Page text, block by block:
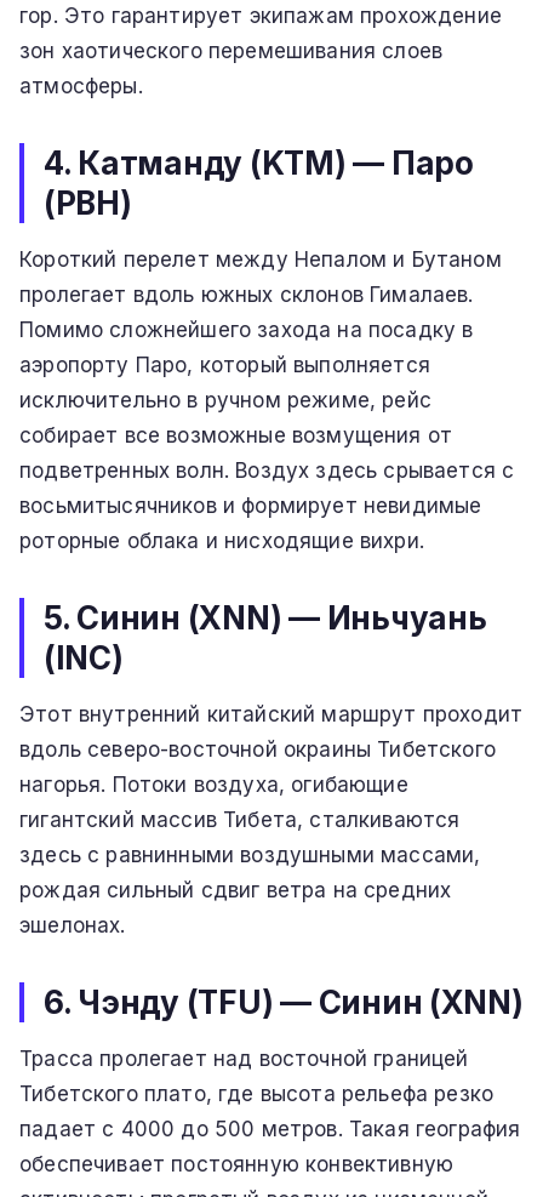
гор. Это гарантирует экипажам прохождение
зон хаотического перемешивания слоев
атмосферы.
4. Катманду (KTM) — Паро
(PBH)
Короткий перелет между Непалом и Бутаном
пролегает вдоль южных склонов Гималаев.
Помимо сложнейшего захода на посадку в
аэропорту Паро, который выполняется
исключительно в ручном режиме, рейс
собирает все возможные возмущения от
подветренных волн. Воздух здесь срывается с
восьмитысячников и формирует невидимые
роторные облака и нисходящие вихри.
5. Синин (XNN) — Иньчуань
(INC)
Этот внутренний китайский маршрут проходит
вдоль северо-восточной окраины Тибетского
нагорья. Потоки воздуха, огибающие
гигантский массив Тибета, сталкиваются
здесь с равнинными воздушными массами,
рождая сильный сдвиг ветра на средних
эшелонах.
6. Чэнду (TFU) — Синин (XNN)
Трасса пролегает над восточной границей
Тибетского плато, где высота рельефа резко
падает с 4000 до 500 метров. Такая география
обеспечивает постоянную конвективную